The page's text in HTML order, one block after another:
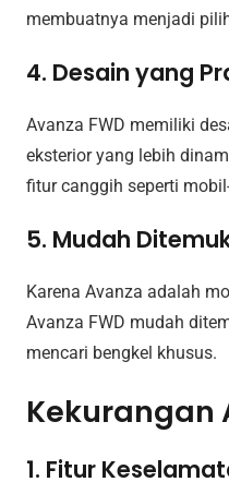
membuatnya menjadi
4. Desain yang
Avanza FWD memiliki
eksterior yang lebih
fitur canggih seperti
5. Mudah
Karena Avanza adalah
Avanza FWD mudah
mencari bengkel khusus.
Kekurangan
1. Fitur